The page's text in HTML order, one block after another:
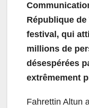
République
festival, qui
millions de
désespérées
extrêmement
Fahrettin Altun